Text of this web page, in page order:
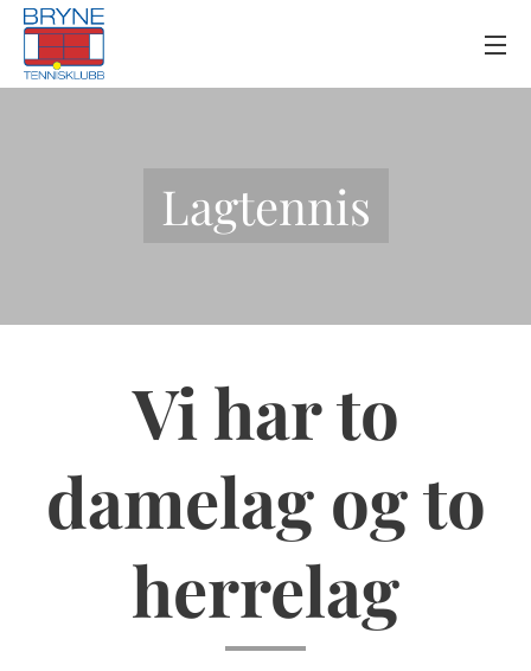
Lagtennis
Vi har to
damelag og to
herrelag